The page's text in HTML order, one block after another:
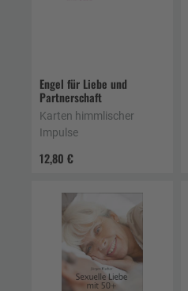
Engel für Liebe und
Partnerschaft
12,80 €
Karten himmlischer
Impulse